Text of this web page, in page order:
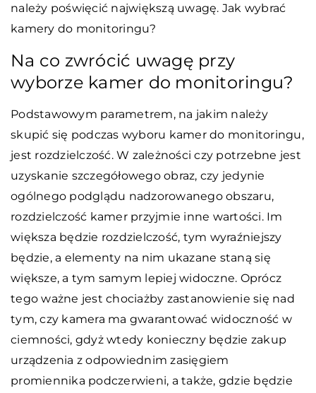
należy poświęcić największą uwagę. Jak wybrać
kamery do monitoringu?
Na co zwrócić uwagę przy
wyborze kamer do monitoringu?
Podstawowym parametrem, na jakim należy
skupić się podczas wyboru kamer do monitoringu,
jest rozdzielczość. W zależności czy potrzebne jest
uzyskanie szczegółowego obraz, czy jedynie
ogólnego podglądu nadzorowanego obszaru,
rozdzielczość kamer przyjmie inne wartości. Im
większa będzie rozdzielczość, tym wyraźniejszy
będzie, a elementy na nim ukazane staną się
większe, a tym samym lepiej widoczne. Oprócz
tego ważne jest chociażby zastanowienie się nad
tym, czy kamera ma gwarantować widoczność w
ciemności, gdyż wtedy konieczny będzie zakup
urządzenia z odpowiednim zasięgiem
promiennika podczerwieni, a także, gdzie będzie